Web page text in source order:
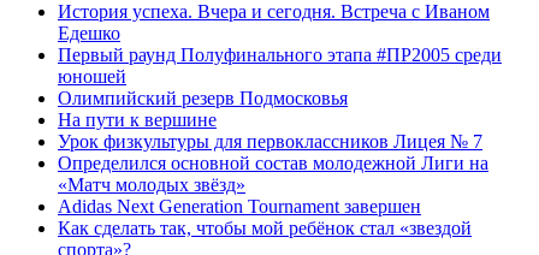
История успеха. Вчера и сегодня. Встреча с Иваном
Едешко
Первый раунд Полуфинального этапа #ПР2005 среди
юношей
Олимпийский резерв Подмосковья
На пути к вершине
Урок физкультуры для первоклассников Лицея № 7
Определился основной состав молодежной Лиги на
«Матч молодых звёзд»
Adidas Next Generation Tournament завершен
Как сделать так, чтобы мой ребёнок стал «звездой
спорта»?